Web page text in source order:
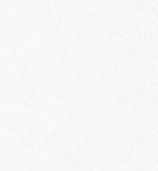
об обучении и